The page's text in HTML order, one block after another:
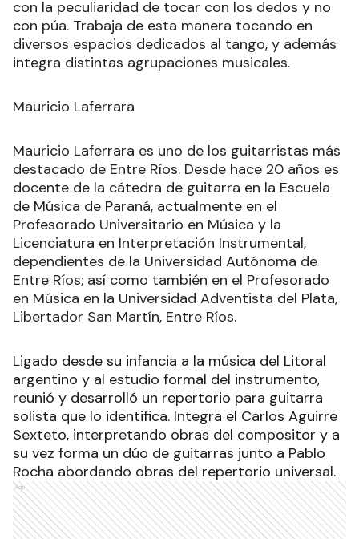
con la peculiaridad de tocar con los dedos y no
con púa. Trabaja de esta manera tocando en
diversos espacios dedicados al tango, y además
integra distintas agrupaciones musicales.
Mauricio Laferrara
Mauricio Laferrara es uno de los guitarristas más
destacado de Entre Ríos. Desde hace 20 años es
docente de la cátedra de guitarra en la Escuela
de Música de Paraná, actualmente en el
Profesorado Universitario en Música y la
Licenciatura en Interpretación Instrumental,
dependientes de la Universidad Autónoma de
Entre Ríos; así como también en el Profesorado
en Música en la Universidad Adventista del Plata,
Libertador San Martín, Entre Ríos.
Ligado desde su infancia a la música del Litoral
argentino y al estudio formal del instrumento,
reunió y desarrolló un repertorio para guitarra
solista que lo identifica. Integra el Carlos Aguirre
Sexteto, interpretando obras del compositor y a
su vez forma un dúo de guitarras junto a Pablo
Rocha abordando obras del repertorio universal.
Ads